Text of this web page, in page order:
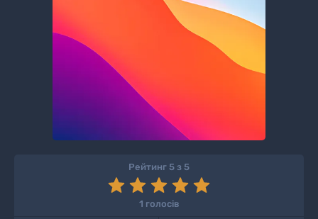
Рейтинг 5 з 5
1 голосів